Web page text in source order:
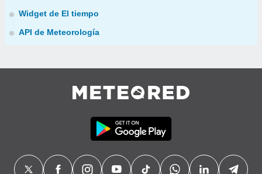
Widget de El tiempo
API de Meteorología